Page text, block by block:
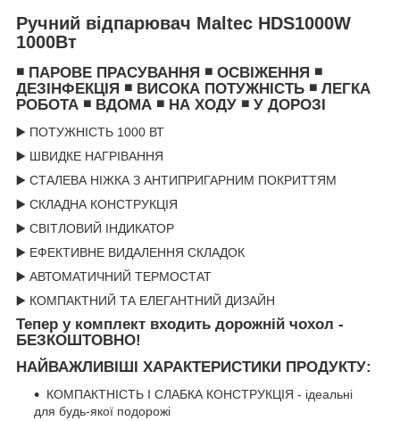
Ручний відпарювач Maltec HDS1000W
1000Вт
◾ ПАРОВЕ ПРАСУВАННЯ ◾ ОСВІЖЕННЯ ◾
ДЕЗІНФЕКЦІЯ ◾ ВИСОКА ПОТУЖНІСТЬ ◾ ЛЕГКА
РОБОТА ◾ ВДОМА ◾ НА ХОДУ ◾ У ДОРОЗІ
▶️ ПОТУЖНІСТЬ 1000 ВТ
▶️ ШВИДКЕ НАГРІВАННЯ
▶️ СТАЛЕВА НІЖКА З АНТИПРИГАРНИМ ПОКРИТТЯМ
▶️ СКЛАДНА КОНСТРУКЦІЯ
▶️ СВІТЛОВИЙ ІНДИКАТОР
▶️ ЕФЕКТИВНЕ ВИДАЛЕННЯ СКЛАДОК
▶️ АВТОМАТИЧНИЙ ТЕРМОСТАТ
▶️ КОМПАКТНИЙ ТА ЕЛЕГАНТНИЙ ДИЗАЙН
Тепер у комплект входить дорожній чохол -
БЕЗКОШТОВНО!
НАЙВАЖЛИВІШІ ХАРАКТЕРИСТИКИ ПРОДУКТУ:
КОМПАКТНІСТЬ І СЛАБКА КОНСТРУКЦІЯ - ідеальні
для будь-якої подорожі